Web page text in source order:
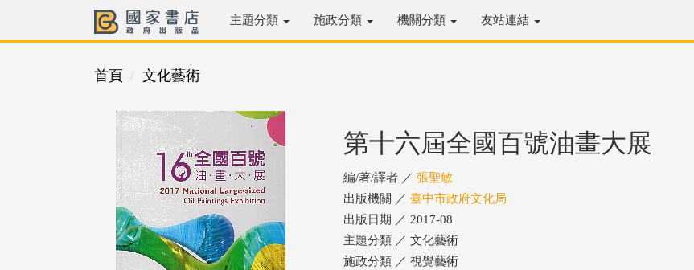
主題分類 施政分類 機關分類 友站連結
首頁 文化藝術
第十六屆全國百號油畫大展
編/著/譯者 ／ 張聖敏
出版機關 ／ 臺中市政府文化局
出版日期 ／ 2017-08
主題分類 ／ 文化藝術
施政分類 ／ 視覺藝術